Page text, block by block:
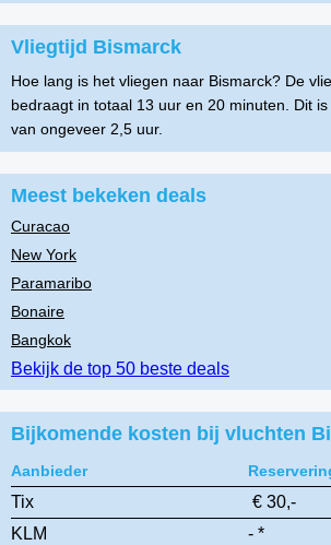
Vliegtijd Bismarck
Hoe lang is het vliegen naar Bismarck? De
bedraagt in totaal 13 uur en 20 minuten. Dit
van ongeveer 2,5 uur.
Meest bekeken deals
Curacao
New York
Paramaribo
Bonaire
Bangkok
Bekijk de top 50 beste deals
Bijkomende kosten bij vluchten
Aanbieder
Tix
€ 30,-
KLM
- *